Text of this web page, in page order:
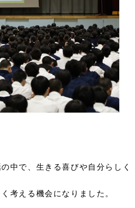
中で
生きる喜びや自分らしく
考える機会になりました。